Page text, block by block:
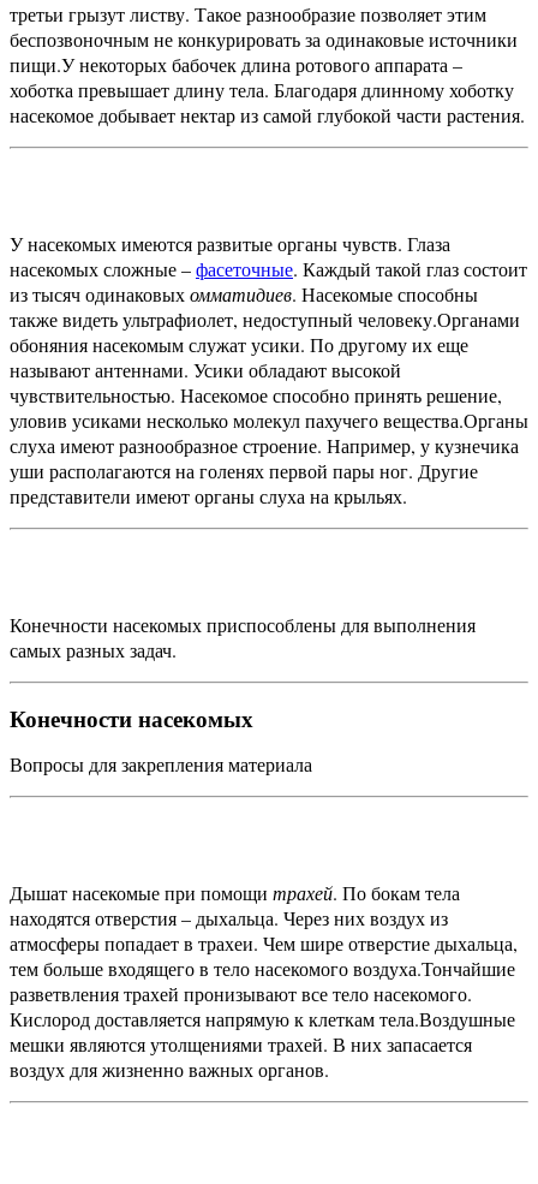
третьи грызут листву. Такое разнообразие позволяет этим
беспозвоночным не конкурировать за одинаковые источники
пищи.У некоторых бабочек длина ротового аппарата –
хоботка превышает длину тела. Благодаря длинному хоботку
насекомое добывает нектар из самой глубокой части растения.
У насекомых имеются развитые органы чувств. Глаза
насекомых сложные –фасеточные. Каждый такой глаз состоит
из тысяч одинаковыхомматидиев. Насекомые способны
также видеть ультрафиолет, недоступный человеку.Органами
обоняния насекомым служат усики. По другому их еще
называют антеннами. Усики обладают высокой
чувствительностью. Насекомое способно принять решение,
уловив усиками несколько молекул пахучего вещества.Органы
слуха имеют разнообразное строение. Например, у кузнечика
уши располагаются на голенях первой пары ног. Другие
представители имеют органы слуха на крыльях.
Конечности насекомых приспособлены для выполнения
самых разных задач.
Конечности насекомых
Вопросы для закрепления материала
Дышат насекомые при помощи трахей. По бокам тела
находятся отверстия – дыхальца. Через них воздух из
атмосферы попадает в трахеи. Чем шире отверстие дыхальца,
тем больше входящего в тело насекомого воздуха.Тончайшие
разветвления трахей пронизывают все тело насекомого.
Кислород доставляется напрямую к клеткам тела.Воздушные
мешки являются утолщениями трахей. В них запасается
воздух для жизненно важных органов.